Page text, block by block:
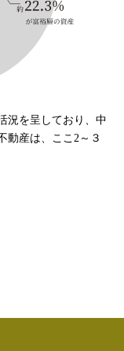
況を呈しており、中
動産は、ここ2～３